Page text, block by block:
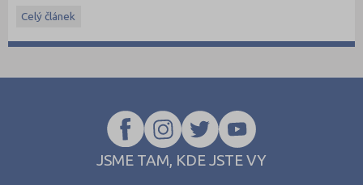
informacemi.
Celý článek
JSME TAM, KDE JSTE VY